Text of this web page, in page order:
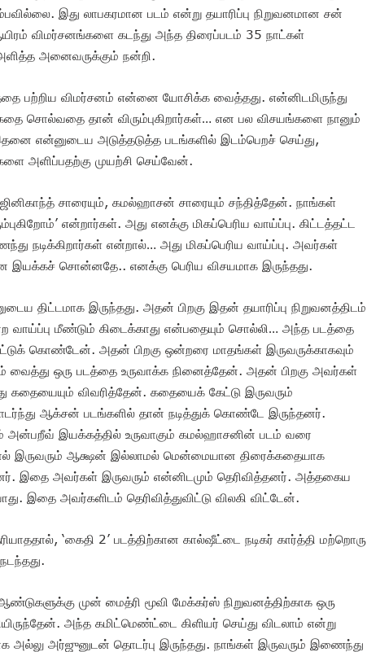
இது லாபகரமான படம் என்று தயாரிப்பு நிறுவனமான சன்
விமர்சனங்களை கடந்து அந்த திரைப்படம் 35 நாட்கள்
அனைவருக்கும் நன்றி.‌
பற்றிய விமர்சனம் என்னை யோசிக்க வைத்தது. என்னிடமிருந்து
சொல்வதை தான் விரும்புகிறார்கள்… என பல விசயங்களை நானும்
என்னுடைய அடுத்தடுத்த படங்களில் இடம்பெறச் செய்து,
அளிப்பதற்கு முயற்சி செய்வேன்.
ரஜினிகாந்த் சாரையும், கமல்ஹாசன் சாரையும் சந்தித்தேன். நாங்கள்
என்றார்கள். அது எனக்கு மிகப்பெரிய வாய்ப்பு. கிட்டத்தட்ட
நடிக்கிறார்கள் என்றால்… அது மிகப்பெரிய வாய்ப்பு. அவர்கள்
இயக்கச் சொன்னதே.. எனக்கு பெரிய விசயமாக இருந்தது.
திட்டமாக இருந்தது. அதன் பிறகு இதன் தயாரிப்பு நிறுவனத்திடம்
வாய்ப்பு மீண்டும் கிடைக்காது என்பதையும் சொல்லி… அந்த படத்தை
கொண்டேன். அதன் பிறகு ஒன்றரை மாதங்கள் இருவருக்காகவும்
வைத்து ஒரு படத்தை உருவாக்க நினைத்தேன். அதன் பிறகு அவர்கள்
கதையையும் விவரித்தேன். கதையைக் கேட்டு இருவரும்
ஆக்சன் படங்களில் தான் நடித்துக் கொண்டே இருந்தனர்.
அன்பறீவ் இயக்கத்தில் உருவாகும் கமல்ஹாசனின் படம் வரை
ஆக்ஷன் இல்லாமல் மென்மையான திரைக்கதையாக
இதை அவர்கள் இருவரும் என்னிடமும் தெரிவித்தனர். அத்தகைய
இதை அவர்களிடம் தெரிவித்துவிட்டு விலகி விட்டேன்.‌
‘கைதி 2’ படத்திற்கான கால்ஷீட்டை நடிகர் கார்த்தி மற்றொரு
முன் மைத்ரி மூவி மேக்கர்ஸ் நிறுவனத்திற்காக ஒரு
அந்த கமிட்மெண்ட்டை கிளியர் செய்து விடலாம் என்று
அல்லு அர்ஜுனுடன் தொடர்பு இருந்தது. நாங்கள் இருவரும் இணைந்து